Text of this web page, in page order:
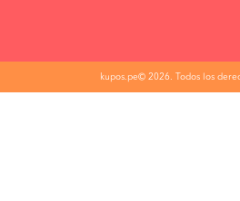
kupos.pe© 2026. Todos los